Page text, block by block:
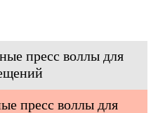
пресс воллы для
пресс воллы для